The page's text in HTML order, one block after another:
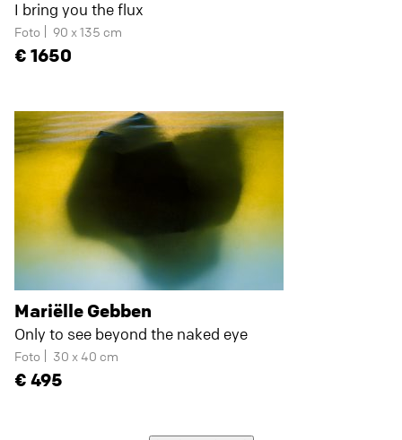
I bring you the flux
Foto 90 x 135 cm
1650
Mariëlle Gebben
Only to see beyond the naked eye
Foto 30 x 40 cm
495